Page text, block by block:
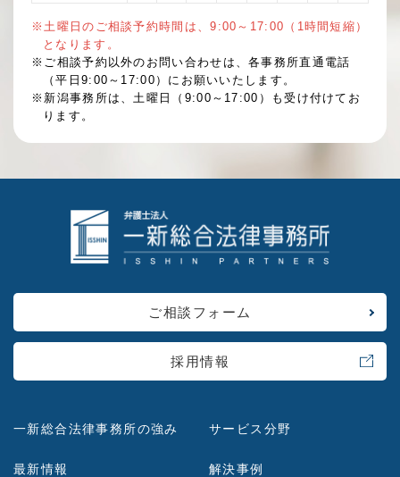
※土曜日のご相談予約時間は、9:00～17:00（1時間短縮）
となります。
※ご相談予約以外のお問い合わせは、各事務所直通電話
（平日9:00～17:00）にお願いいたします。
※新潟事務所は、土曜日（9:00～17:00）も受け付けてお
ります。
ご相談フォーム
採用情報
一新総合法律事務所の強み
最新情報
サービス分野
解決事例